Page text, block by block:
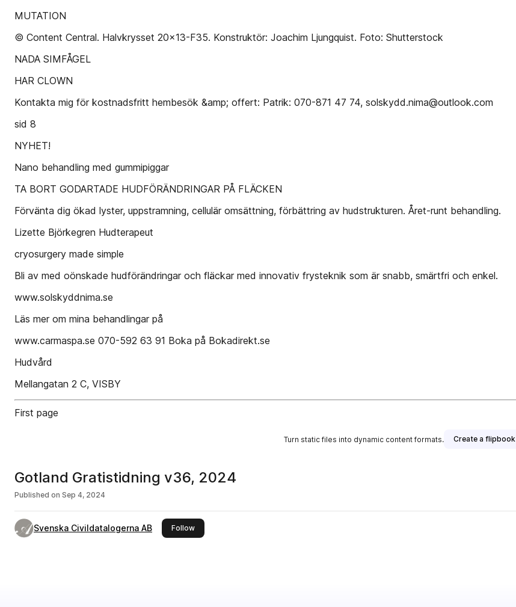
MUTATION
© Content Central. Halvkrysset 20x13-F35. Konstruktör: Joachim Ljungquist. Foto: Shutterstock
NADA SIMFÅGEL
HAR CLOWN
Kontakta mig för kostnadsfritt hembesök &amp; offert: Patrik: 070-871 47 74, solskydd.nima@outlook.com
sid 8
NYHET!
Nano behandling med gummipiggar
TA BORT GODARTADE HUDFÖRÄNDRINGAR PÅ FLÄCKEN
Förvänta dig ökad lyster, uppstramning, cellulär omsättning, förbättring av hudstrukturen. Året-runt behandling.
Lizette Björkegren Hudterapeut
cryosurgery made simple
Bli av med oönskade hudförändringar och fläckar med innovativ frysteknik som är snabb, smärtfri och enkel.
www.solskyddnima.se
Läs mer om mina behandlingar på
www.carmaspa.se 070-592 63 91 Boka på Bokadirekt.se
Hudvård
Mellangatan 2 C, VISBY
First page
Turn static files into dynamic content formats. Create a flipbook
Gotland Gratistidning v36, 2024
Published on Sep 4, 2024
Svenska Civildatalogerna AB Followthis publisher